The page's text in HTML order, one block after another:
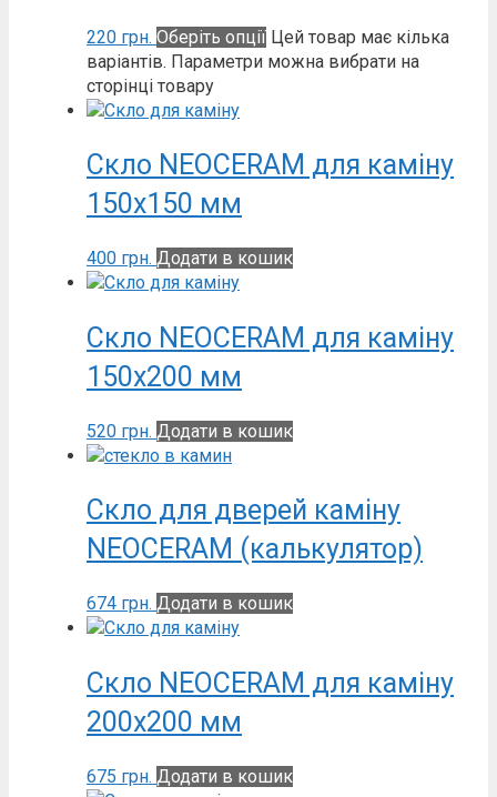
220 грн. Оберіть опції Цей товар має кілька
варіантів. Параметри можна вибрати на
сторінці товару
Скло NEOCERAM для каміну
150х150 мм
400 грн. Додати в кошик
Скло NEOCERAM для каміну
150х200 мм
520 грн. Додати в кошик
Скло для дверей каміну
NEOCERAM (калькулятор)
674 грн. Додати в кошик
Скло NEOCERAM для каміну
200х200 мм
675 грн. Додати в кошик